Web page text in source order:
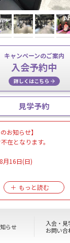
キャンペーンのご案内
入会予約中
詳しくはこちら
見学予約
お知らせ】
在となります。
16日(日)
より営業再開いたしま
ルパス及び店頭での各
も清掃業者が毎日清掃
り施設をご利用いただ
らせ
入会・
お問い合